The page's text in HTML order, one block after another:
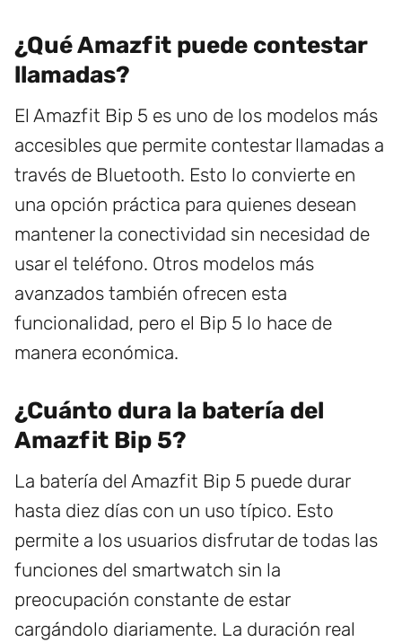
¿Qué Amazfit puede contestar
llamadas?
El Amazfit Bip 5 es uno de los modelos más
accesibles que permite contestar llamadas a
través de Bluetooth. Esto lo convierte en
una opción práctica para quienes desean
mantener la conectividad sin necesidad de
usar el teléfono. Otros modelos más
avanzados también ofrecen esta
funcionalidad, pero el Bip 5 lo hace de
manera económica.
¿Cuánto dura la batería del
Amazfit Bip 5?
La batería del Amazfit Bip 5 puede durar
hasta diez días con un uso típico. Esto
permite a los usuarios disfrutar de todas las
funciones del smartwatch sin la
preocupación constante de estar
cargándolo diariamente. La duración real